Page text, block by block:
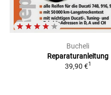
Bucheli
Reparaturanleitung
39,90 €1